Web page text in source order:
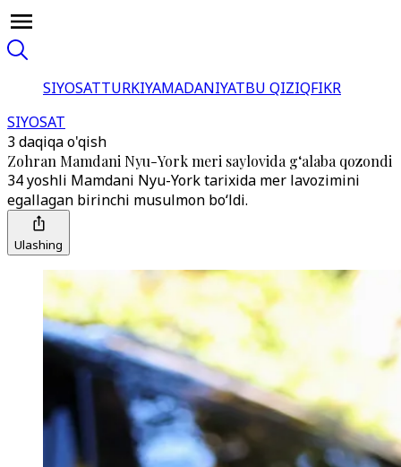
SIYOSATTURKIYAMADANIYATBU QIZIQFIKR
SIYOSAT
3 daqiqa o'qish
Zohran Mamdani Nyu-York meri saylovida g‘alaba qozondi
34 yoshli Mamdani Nyu-York tarixida mer lavozimini
egallagan birinchi musulmon bo‘ldi.
Ulashing